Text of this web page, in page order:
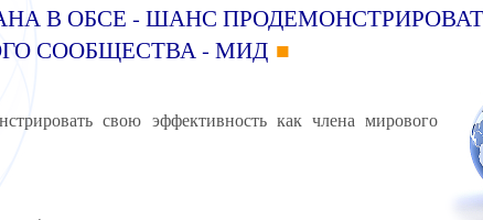
В ОБСЕ - ШАНС
СООБЩЕСТВА - МИД
свою эффективность как члена мирового